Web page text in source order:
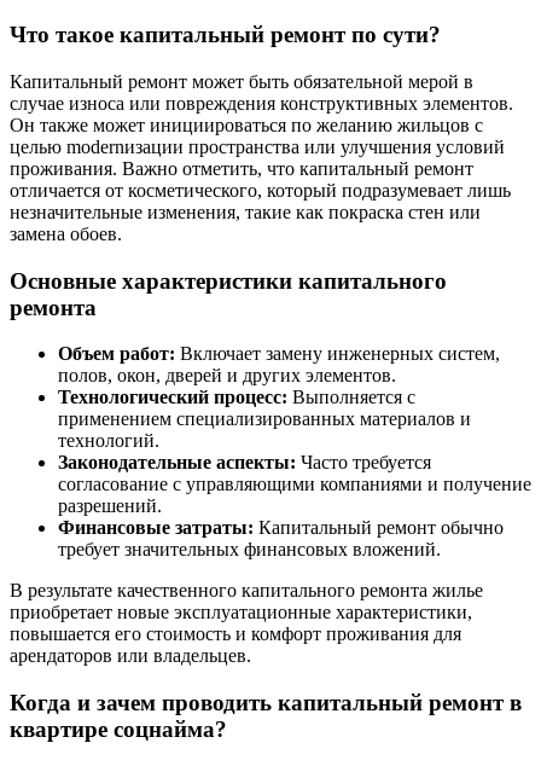
Что такое капитальный ремонт по сути?
Капитальный ремонт может быть обязательной мерой в
случае износа или повреждения конструктивных элементов.
Он также может инициироваться по желанию жильцов с
целью modernизации пространства или улучшения условий
проживания. Важно отметить, что капитальный ремонт
отличается от косметического, который подразумевает лишь
незначительные изменения, такие как покраска стен или
замена обоев.
Основные характеристики капитального
ремонта
Объем работ: Включает замену инженерных систем,
полов, окон, дверей и других элементов.
Технологический процесс: Выполняется с
применением специализированных материалов и
технологий.
Законодательные аспекты: Часто требуется
согласование с управляющими компаниями и получение
разрешений.
Финансовые затраты: Капитальный ремонт обычно
требует значительных финансовых вложений.
В результате качественного капитального ремонта жилье
приобретает новые эксплуатационные характеристики,
повышается его стоимость и комфорт проживания для
арендаторов или владельцев.
Когда и зачем проводить капитальный ремонт в
квартире соцнайма?